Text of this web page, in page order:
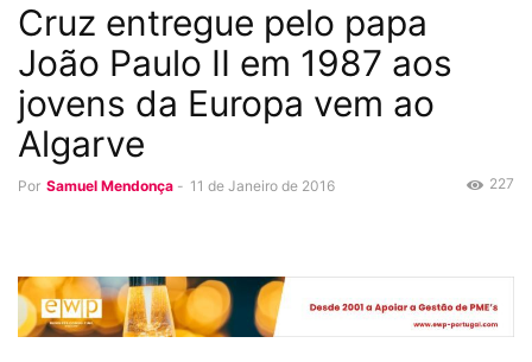
Cruz entregue pelo papa
João Paulo II em 1987 aos
jovens da Europa vem ao
Algarve
Por Samuel Mendonça - 11 de Janeiro de 2016 227